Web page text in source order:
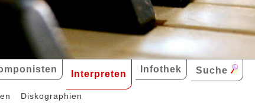
Interpreten Infothek Suche
Diskographien